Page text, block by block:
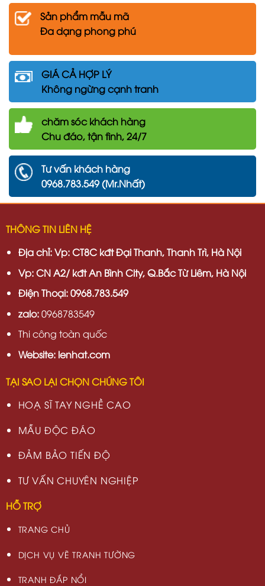
Sản phẩm mẫu mã
Đa dạng phong phú
GIÁ CẢ HỢP LÝ
Không ngừng cạnh tranh
chămsóc khách hàng
Chu đáo, tận tình, 24/7
Tư vấn khách hàng
0968.783.549 (Mr.Nhất)
THÔNG TIN LIÊN HỆ
Địa chỉ: Vp: CT8C kđt Đại Thanh, Thanh Trì, Hà Nội
Vp: CN A2/ kđt An Bình City, Q.Bắc Từ Liêm, Hà Nội
Điện Thoại: 0968.783.549
zalo:0968783549
Thi công toàn quốc
Website: lenhat.com
TẠI SAO LẠI CHỌN CHÚNG TÔI
HOẠ SĨ TAY NGHỀ CAO
MẪU ĐỘC ĐÁO
ĐẢM BẢO TIẾN ĐỘ
TƯ VẤN CHUYÊN NGHIỆP
HỖ TRỢ
TRANG CHỦ
DỊCH VỤ VẼ TRANH TƯỜNG
TRANH ĐẮP NỔI